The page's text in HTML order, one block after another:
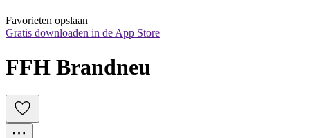
Favorieten opslaan
Gratis downloaden in de App Store
FFH Brandneu